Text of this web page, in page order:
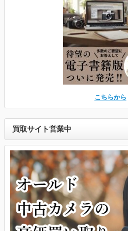
こちらから
買取サイト営業中